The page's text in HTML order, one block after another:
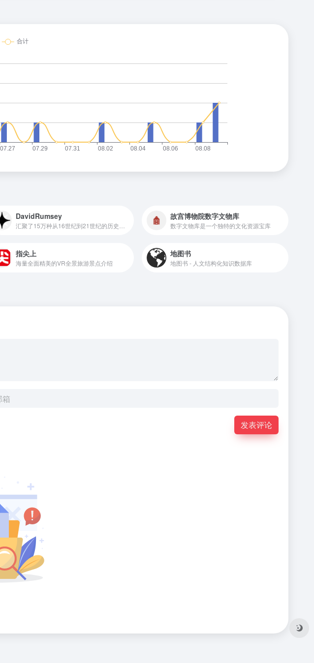
DavidRumsey 故宫博物院数字文物库
数字文物库是一个独特的文化资源宝库
指尖上
海量全面精美的VR全景旅游景点介绍
地图书
地图书 - 人文结构化知识数据库
发表评论